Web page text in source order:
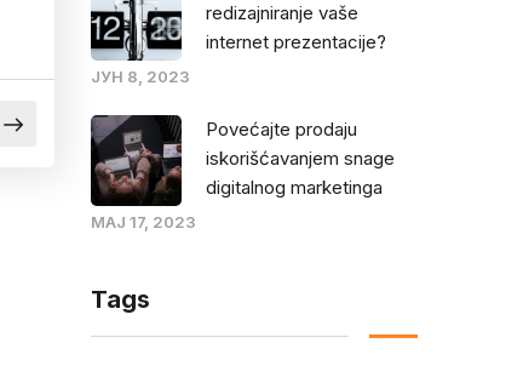
redizajniranje vaše
internet prezentacije?
ЈУН 8, 2023
Povećajte prodaju
iskorišćavanjem snage
digitalnog marketinga
МАЈ 17, 2023
Tags